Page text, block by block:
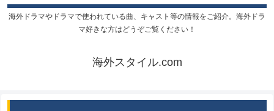
海外ドラマやドラマで使われている曲、キャスト等の情報をご紹介。海外ドラ
マ好きな方はどうぞご覧ください！
海外スタイル.com